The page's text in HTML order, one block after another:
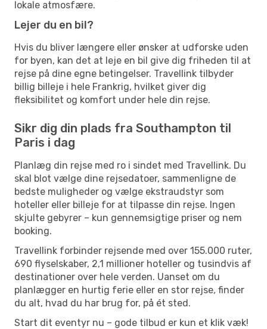
lokale atmosfære.
Lejer du en bil?
Hvis du bliver længere eller ønsker at udforske uden
for byen, kan det at leje en bil give dig friheden til at
rejse på dine egne betingelser. Travellink tilbyder
billig billeje i hele Frankrig, hvilket giver dig
fleksibilitet og komfort under hele din rejse.
Sikr dig din plads fra Southampton til
Paris i dag
Planlæg din rejse med ro i sindet med Travellink. Du
skal blot vælge dine rejsedatoer, sammenligne de
bedste muligheder og vælge ekstraudstyr som
hoteller eller billeje for at tilpasse din rejse. Ingen
skjulte gebyrer – kun gennemsigtige priser og nem
booking.
Travellink forbinder rejsende med over 155.000 ruter,
690 flyselskaber, 2,1 millioner hoteller og tusindvis af
destinationer over hele verden. Uanset om du
planlægger en hurtig ferie eller en stor rejse, finder
du alt, hvad du har brug for, på ét sted.
Start dit eventyr nu – gode tilbud er kun et klik væk!